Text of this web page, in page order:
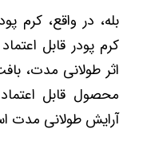
بله، در واقع، کرم
کرم پودر قابل
اثر طولانی مدت،
محصول قابل
آرایش طولانی مدت